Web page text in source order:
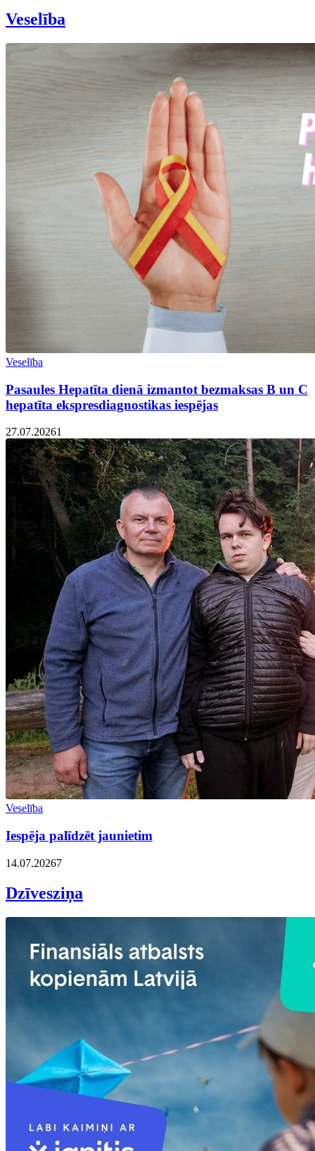
Veselība
Veselība
Pasaules Hepatīta dienā izmantot bezmaksas B un C
hepatīta ekspresdiagnostikas iespējas
27.07.20261
Veselība
Iespēja palīdzēt jaunietim
14.07.20267
Dzīvesziņa